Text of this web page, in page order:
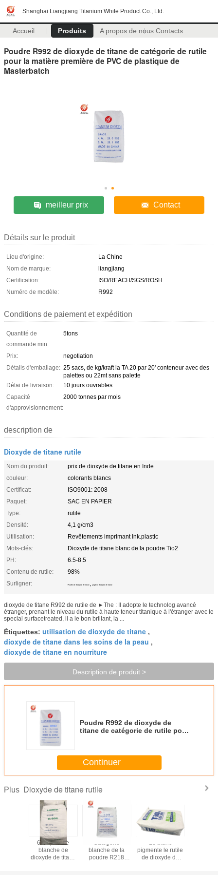
Shanghai Liangjiang Titanium White Product Co., Ltd.
Accueil Produits A propos de nous Contacts
Poudre R992 de dioxyde de titane de catégorie de rutile
pour la matière première de PVC de plastique de
Masterbatch
meilleur prix Contact
Détails sur le produit
Lieu d'origine:
La Chine
Nom de marque:
liangjiang
Certification:
ISO/REACH/SGS/ROSH
Numéro de modèle:
R992
Conditions de paiement et expédition
Quantité de
commande min:
5tons
Prix:
negotiation
Détails d'emballage: 25 sacs, de kg/kraft la TA 20 par 20' conteneur avec des
palettes ou 22mt sans palette
Délai de livraison:
10 jours ouvrables
Capacité
d'approvisionnement:
2000 tonnes par mois
description de
Dioxyde de titane rutile
Nom du produit:
prix de dioxyde de titane en Inde
couleur:
colorants blancs
Certificat:
ISO9001: 2008
Paquet:
SAC EN PAPIER
Type:
rutile
Densité:
4,1 g/cm3
Utilisation:
Revêtements imprimant Ink.plastic
Mots-clés:
Dioxyde de titane blanc de la poudre Tio2
PH:
6.5-8.5
Contenu de rutile:
98%
Surligner:
Poudre de dioxyde de titane , pigment dioxyde de titane
dioxyde de titane R992 de rutile de ►The : Il adopte le technolog avancé
étranger, prenant le niveau du rutile à haute teneur titanique à l'étranger avec le
special surfacetreated, il a le bon brillant, la ...
Étiquettes: utilisation de dioxyde de titane ,
dioxyde de titane dans les soins de la peau ,
dioxyde de titane en nourriture
Description de produit >
Poudre R992 de dioxyde de
titane de catégorie de rutile pour
Continuer
Plus Dioxyde de titane rutile
6.5 - poudre
blanche de
dioxyde de titane
Catégorie
blanche de la
poudre R218
Le blanc
pigmente le rutile
de dioxyde de